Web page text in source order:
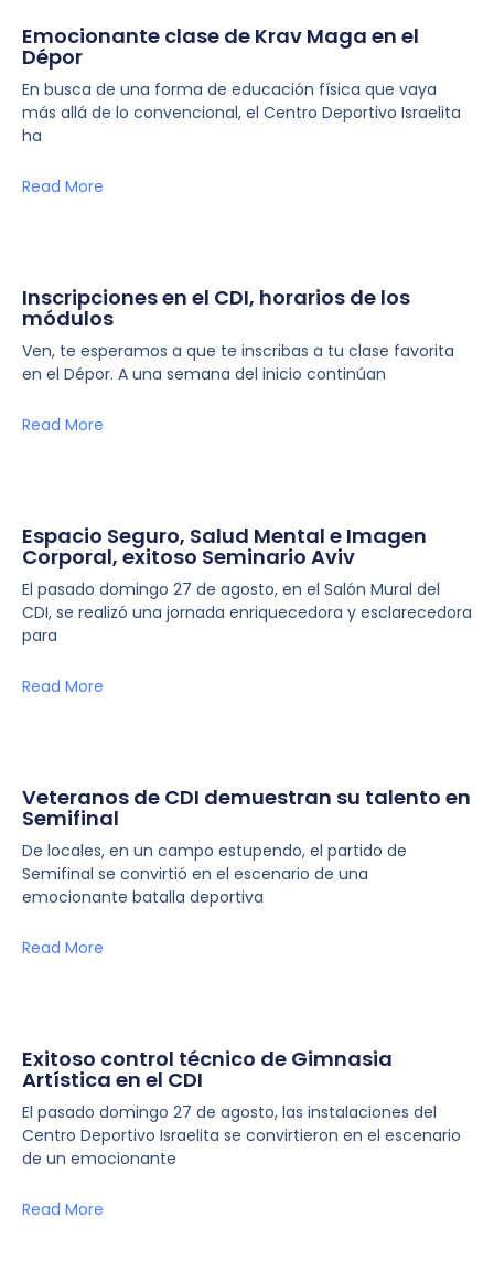
Emocionante clase de Krav Maga en el
Dépor
En busca de una forma de educación física que vaya
más allá de lo convencional, el Centro Deportivo Israelita
ha
Read More
Inscripciones en el CDI, horarios de los
módulos
Ven, te esperamos a que te inscribas a tu clase favorita
en el Dépor. A una semana del inicio continúan
Read More
Espacio Seguro, Salud Mental e Imagen
Corporal, exitoso Seminario Aviv
El pasado domingo 27 de agosto, en el Salón Mural del
CDI, se realizó una jornada enriquecedora y esclarecedora
para
Read More
Veteranos de CDI demuestran su talento en
Semifinal
De locales, en un campo estupendo, el partido de
Semifinal se convirtió en el escenario de una
emocionante batalla deportiva
Read More
Exitoso control técnico de Gimnasia
Artística en el CDI
El pasado domingo 27 de agosto, las instalaciones del
Centro Deportivo Israelita se convirtieron en el escenario
de un emocionante
Read More